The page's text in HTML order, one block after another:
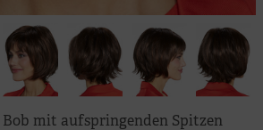
mit aufspringenden Spitzen